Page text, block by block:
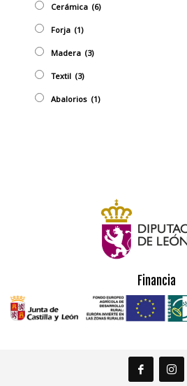
Cerámica (6)
Forja (1)
Madera (3)
Textil (3)
Abalorios (1)
Financia